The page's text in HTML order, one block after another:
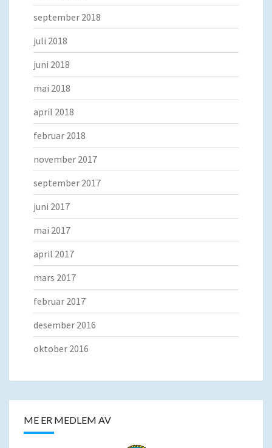
september 2018
juli 2018
juni 2018
mai 2018
april 2018
februar 2018
november 2017
september 2017
juni 2017
mai 2017
april 2017
mars 2017
februar 2017
desember 2016
oktober 2016
ME ER MEDLEM AV